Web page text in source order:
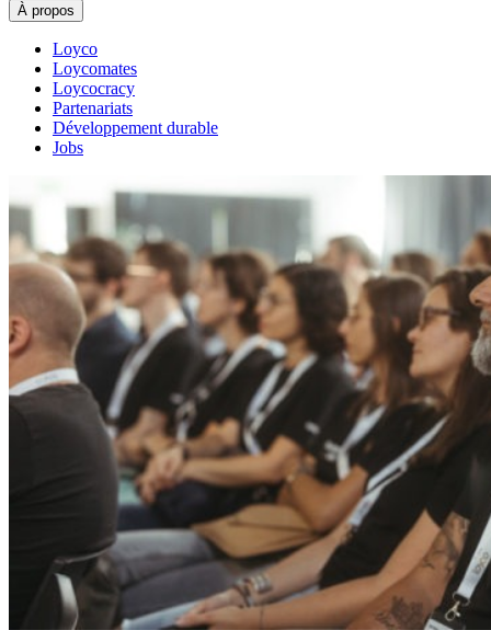
À propos
Loyco
Loycomates
Loycocracy
Partenariats
Développement durable
Jobs